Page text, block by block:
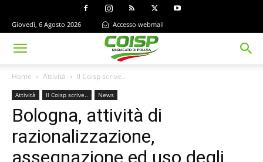
Giovedì, 6 Agosto 2026 Accesso webmail
Home Attività Il Coisp scrive..
Attività Il Coisp scrive.. News
Bologna, attività di
razionalizzazione,
assegnazione ed uso degli